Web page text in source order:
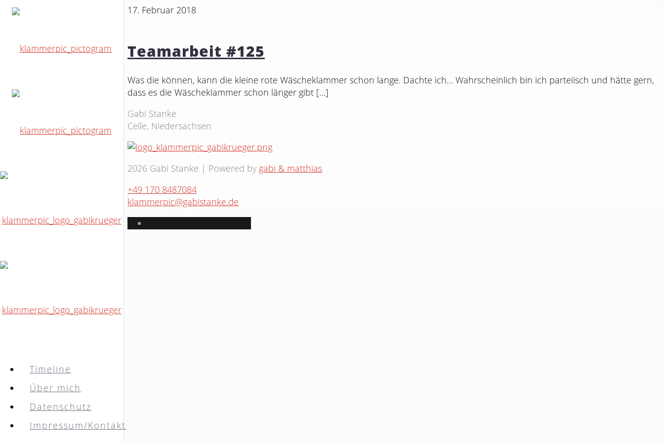
Timeline
Über mich
Datenschutz
Impressum/Kontakt
17. Februar 2018
Teamarbeit #125
Was die können, kann die kleine rote Wäscheklammer schon lange. Dachte ich… Wahrscheinlich bin ich parteiisch und hätte gern,
dass es die Wäscheklammer schon länger gibt […]
Gabi Stanke
Celle, Niedersachsen
2026 Gabi Stanke | Powered by gabi & matthias
+49 170 8487084
klammerpic@gabistanke.de